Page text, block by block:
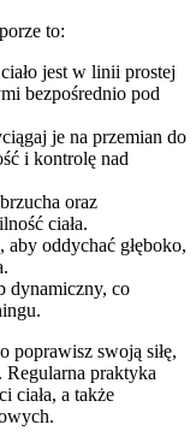
to:
jest w linii prostej
bezpośrednio pod
je na przemian do
i kontrolę nad
oraz
ciała.
aby oddychać głęboko,
dynamiczny, co
poprawisz swoją siłę,
praktyka
ciała, a także